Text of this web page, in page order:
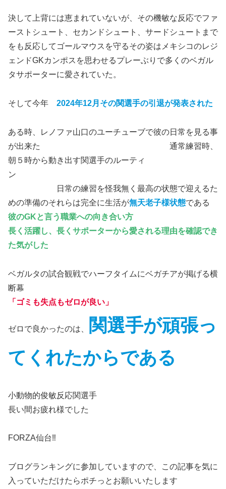
決して上背には恵まれていないが、その機敏な反応でファ
ーストシュート、セカンドシュート、サードシュートまで
をも反応してゴールマウスを守るその姿はメキシコのレジ
ェンドGKカンポスを思わせるプレーぶりで多くのベガル
タサポーターに愛されていた。
そして今年 2024年12月その関選手の引退が発表された
ある時、レノファ山口のユーチューブで彼の日常を見る事
が出来た 通常練習時、
朝５時から動き出す関選手のルーティ
ン
日常の練習を怪我無く最高の状態で迎えるた
めの準備のそれらは完全に生活が無天老子様状態である
彼のGKと言う職業への向き合い方
長く活躍し、長くサポーターから愛される理由を確認でき
た気がした
ベガルタの試合観戦でハーフタイムにベガチアが掲げる横
断幕
「ゴミも失点もゼロが良い」
ゼロで良かったのは、
関選手が頑張っ
てくれたからである
小動物的俊敏反応関選手
長い間お疲れ様でした
FORZA仙台‼
ブログランキングに参加していますので、この記事を気に
入っていただけたらポチっとお願いいたします